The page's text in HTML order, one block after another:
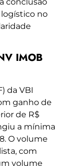
no
IMOB
da VBI
ganho de
de R$
a mínima
O volume
com
volume